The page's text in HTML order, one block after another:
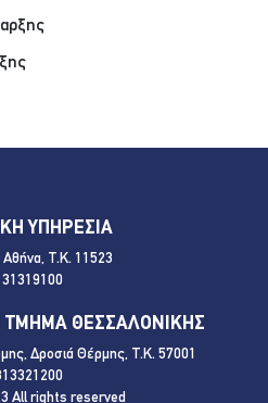
ΥΠΗΡΕΣΙΑ
Αθήνα, Τ.Κ. 11523
ΘΕΣΣΑΛΟΝΙΚΗΣ
Δροσιά Θέρμης, Τ.Κ. 57001
All rights reserved